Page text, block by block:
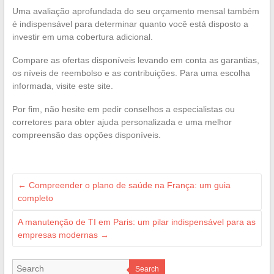
Uma avaliação aprofundada do seu orçamento mensal também
é indispensável para determinar quanto você está disposto a
investir em uma cobertura adicional.
Compare as ofertas disponíveis levando em conta as garantias,
os níveis de reembolso e as contribuições. Para uma escolha
informada, visite este site.
Por fim, não hesite em pedir conselhos a especialistas ou
corretores para obter ajuda personalizada e uma melhor
compreensão das opções disponíveis.
← Compreender o plano de saúde na França: um guia
completo
A manutenção de TI em Paris: um pilar indispensável para as
empresas modernas →
Search